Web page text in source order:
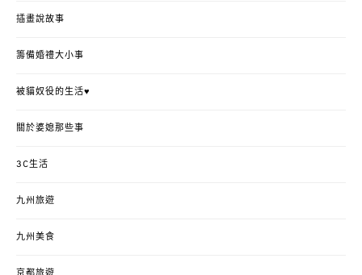
插畫說故事
籌備婚禮大小事
被貓奴役的生活♥
關於婆媳那些事
3C生活
九州旅遊
九州美食